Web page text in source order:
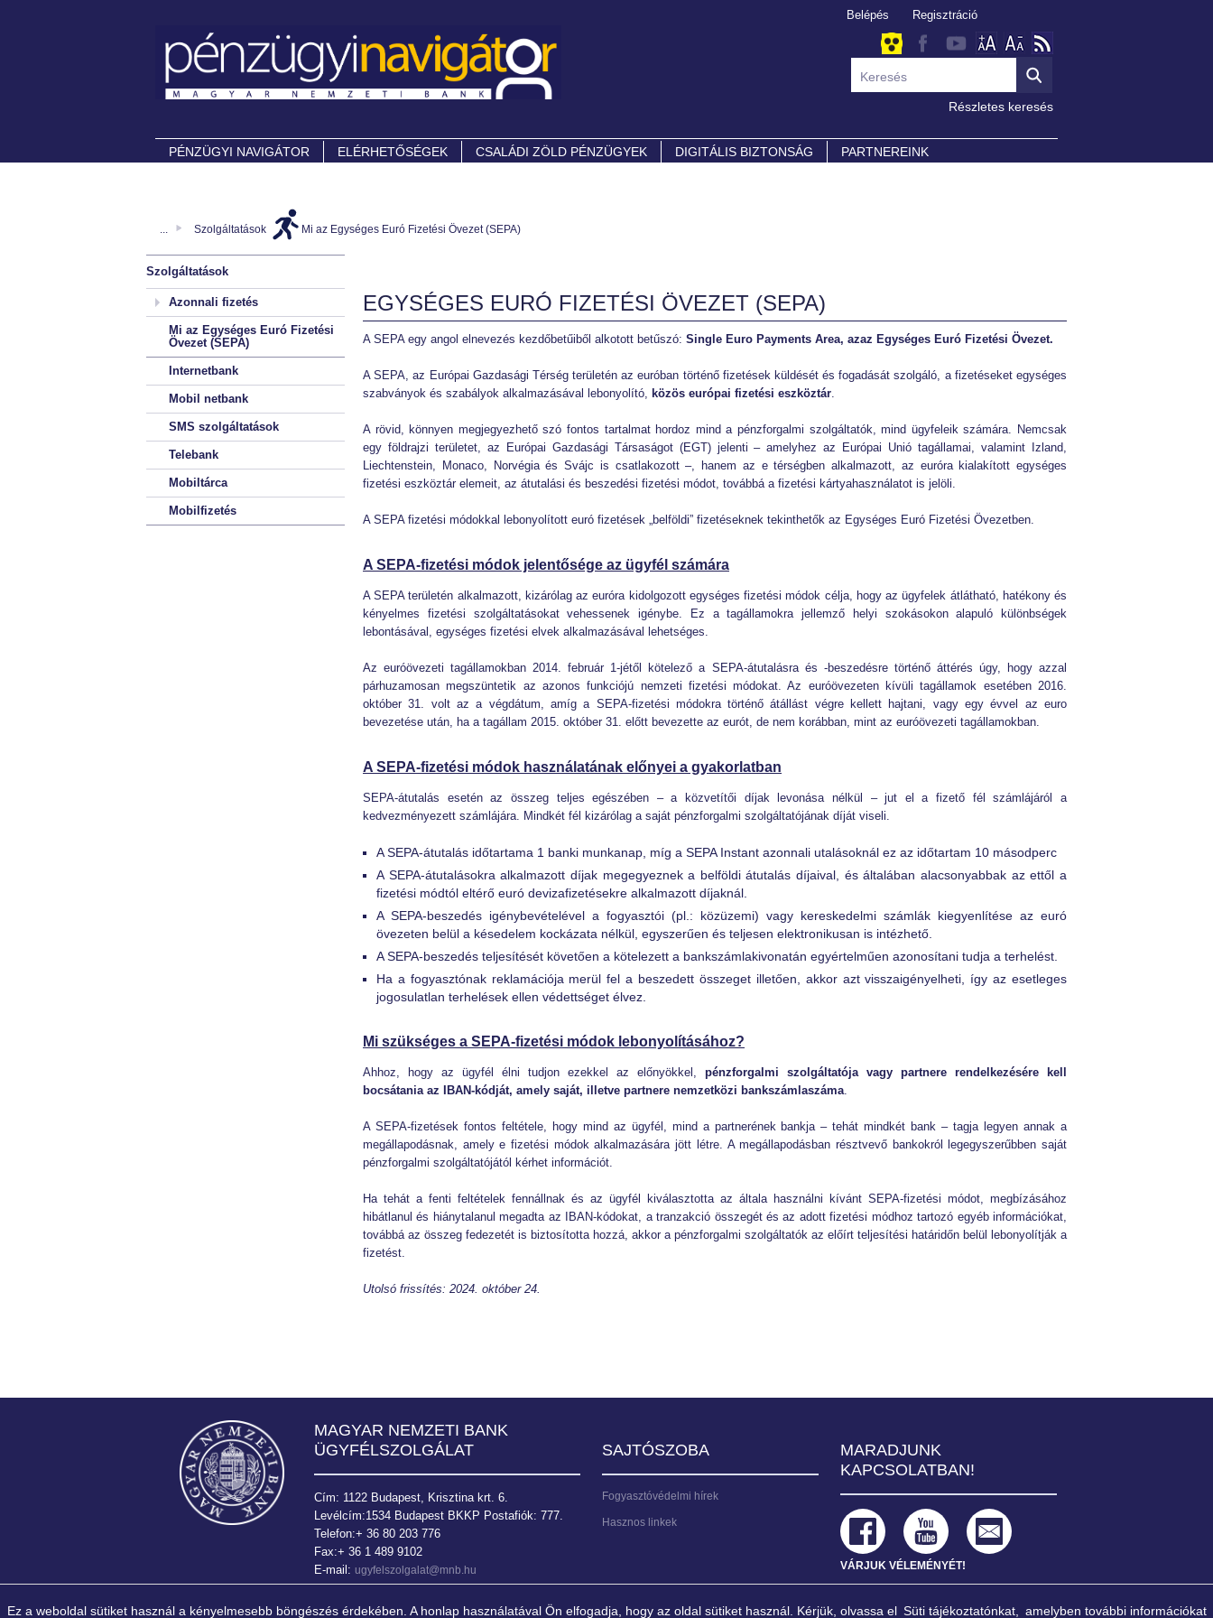
PÉNZÜGYI NAVIGÁTOR ELÉRHETŐSÉGEK CSALÁDI ZÖLD PÉNZÜGYEK DIGITÁLIS BIZTONSÁG PARTNEREINK
Részletes keresés
Belépés Regisztráció
... Szolgáltatások Mi az Egységes Euró Fizetési Övezet (SEPA)
Szolgáltatások
Azonnali fizetés
Mi az Egységes Euró Fizetési
Övezet (SEPA)
Internetbank
Mobil netbank
SMS szolgáltatások
Telebank
Mobiltárca
Mobilfizetés
EGYSÉGES EURÓ FIZETÉSI ÖVEZET (SEPA)
A SEPA egy angol elnevezés kezdőbetűiből alkotott betűszó: Single Euro Payments Area, azaz Egységes Euró Fizetési Övezet.
A SEPA, az Európai Gazdasági Térség területén az euróban történő fizetések küldését és fogadását szolgáló, a fizetéseket egységes
szabványok és szabályok alkalmazásával lebonyolító, közös európai fizetési eszköztár.
A rövid, könnyen megjegyezhető szó fontos tartalmat hordoz mind a pénzforgalmi szolgáltatók, mind ügyfeleik számára. Nemcsak
egy földrajzi területet, az Európai Gazdasági Társaságot (EGT) jelenti – amelyhez az Európai Unió tagállamai, valamint Izland,
Liechtenstein, Monaco, Norvégia és Svájc is csatlakozott –, hanem az e térségben alkalmazott, az euróra kialakított egységes
fizetési eszköztár elemeit, az átutalási és beszedési fizetési módot, továbbá a fizetési kártyahasználatot is jelöli.
A SEPA fizetési módokkal lebonyolított euró fizetések „belföldi” fizetéseknek tekinthetők az Egységes Euró Fizetési Övezetben.
A SEPA-fizetési módok jelentősége az ügyfél számára
A SEPA területén alkalmazott, kizárólag az euróra kidolgozott egységes fizetési módok célja, hogy az ügyfelek átlátható, hatékony és
kényelmes fizetési szolgáltatásokat vehessenek igénybe. Ez a tagállamokra jellemző helyi szokásokon alapuló különbségek
lebontásával, egységes fizetési elvek alkalmazásával lehetséges.
Az euróövezeti tagállamokban 2014. február 1-jétől kötelező a SEPA-átutalásra és -beszedésre történő áttérés úgy, hogy azzal
párhuzamosan megszüntetik az azonos funkciójú nemzeti fizetési módokat. Az euróövezeten kívüli tagállamok esetében 2016.
október 31. volt az a végdátum, amíg a SEPA-fizetési módokra történő átállást végre kellett hajtani, vagy egy évvel az euro
bevezetése után, ha a tagállam 2015. október 31. előtt bevezette az eurót, de nem korábban, mint az euróövezeti tagállamokban.
A SEPA-fizetési módok használatának előnyei a gyakorlatban
SEPA-átutalás esetén az összeg teljes egészében – a közvetítői díjak levonása nélkül – jut el a fizető fél számlájáról a
kedvezményezett számlájára. Mindkét fél kizárólag a saját pénzforgalmi szolgáltatójának díját viseli.
A SEPA-átutalás időtartama 1 banki munkanap, míg a SEPA Instant azonnali utalásoknál ez az időtartam 10 másodperc
A SEPA-átutalásokra alkalmazott díjak megegyeznek a belföldi átutalás díjaival, és általában alacsonyabbak az ettől a
fizetési módtól eltérő euró devizafizetésekre alkalmazott díjaknál.
A SEPA-beszedés igénybevételével a fogyasztói (pl.: közüzemi) vagy kereskedelmi számlák kiegyenlítése az euró
övezeten belül a késedelem kockázata nélkül, egyszerűen és teljesen elektronikusan is intézhető.
A SEPA-beszedés teljesítését követően a kötelezett a bankszámlakivonatán egyértelműen azonosítani tudja a terhelést.
Ha a fogyasztónak reklamációja merül fel a beszedett összeget illetően, akkor azt visszaigényelheti, így az esetleges
jogosulatlan terhelések ellen védettséget élvez.
Mi szükséges a SEPA-fizetési módok lebonyolításához?
Ahhoz, hogy az ügyfél élni tudjon ezekkel az előnyökkel, pénzforgalmi szolgáltatója vagy partnere rendelkezésére kell
bocsátania az IBAN-kódját, amely saját, illetve partnere nemzetközi bankszámlaszáma.
A SEPA-fizetések fontos feltétele, hogy mind az ügyfél, mind a partnerének bankja – tehát mindkét bank – tagja legyen annak a
megállapodásnak, amely e fizetési módok alkalmazására jött létre. A megállapodásban résztvevő bankokról legegyszerűbben saját
pénzforgalmi szolgáltatójától kérhet információt.
Ha tehát a fenti feltételek fennállnak és az ügyfél kiválasztotta az általa használni kívánt SEPA-fizetési módot, megbízásához
hibátlanul és hiánytalanul megadta az IBAN-kódokat, a tranzakció összegét és az adott fizetési módhoz tartozó egyéb információkat,
továbbá az összeg fedezetét is biztosította hozzá, akkor a pénzforgalmi szolgáltatók az előírt teljesítési határidőn belül lebonyolítják a
fizetést.
Utolsó frissítés: 2024. október 24.
Ez a weboldal sütiket használ a kényelmesebb böngészés érdekében. A honlap használatával Ön elfogadja, hogy az oldal sütiket használ. Kérjük, olvassa el Süti tájékoztatónkat, amelyben további információkat
MAGYAR NEMZETI BANK
ÜGYFÉLSZOLGÁLAT
Cím: 1122 Budapest, Krisztina krt. 6.
Levélcím:1534 Budapest BKKP Postafiók: 777.
Telefon:+ 36 80 203 776
Fax:+ 36 1 489 9102
E-mail: ugyfelszolgalat@mnb.hu
SAJTÓSZOBA
Fogyasztóvédelmi hírek
Hasznos linkek
MARADJUNK
KAPCSOLATBAN!
VÁRJUK VÉLEMÉNYÉT!